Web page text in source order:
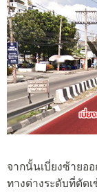
จากนั้นเบี่ยงซ้ายอ
ทางต่างระดับที่ตัด